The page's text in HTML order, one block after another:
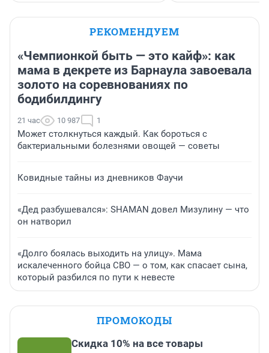
РЕКОМЕНДУЕМ
«Чемпионкой быть — это кайф»: как
мама в декрете из Барнаула завоевала
золото на соревнованиях по
бодибилдингу
21 час 10 987 1
Может столкнуться каждый. Как бороться с
бактериальными болезнями овощей — советы
Ковидные тайны из дневников Фаучи
«Дед разбушевался»: SHAMAN довел Мизулину — что
он натворил
«Долго боялась выходить на улицу». Мама
искалеченного бойца СВО — о том, как спасает сына,
который разбился по пути к невесте
ПРОМОКОДЫ
Скидка 10% на все товары